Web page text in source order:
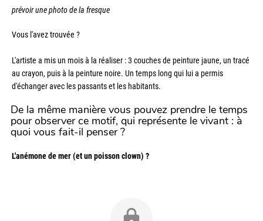
prévoir une photo de la fresque
Vous l'avez trouvée ?
L'artiste a mis un mois à la réaliser : 3 couches de peinture jaune, un tracé
au crayon, puis à la peinture noire. Un temps long qui lui a permis
d'échanger avec les passants et les habitants.
De la même manière vous pouvez prendre le temps
pour observer ce motif, qui représente le vivant : à
quoi vous fait-il penser ?
L'anémone de mer (et un poisson clown) ?